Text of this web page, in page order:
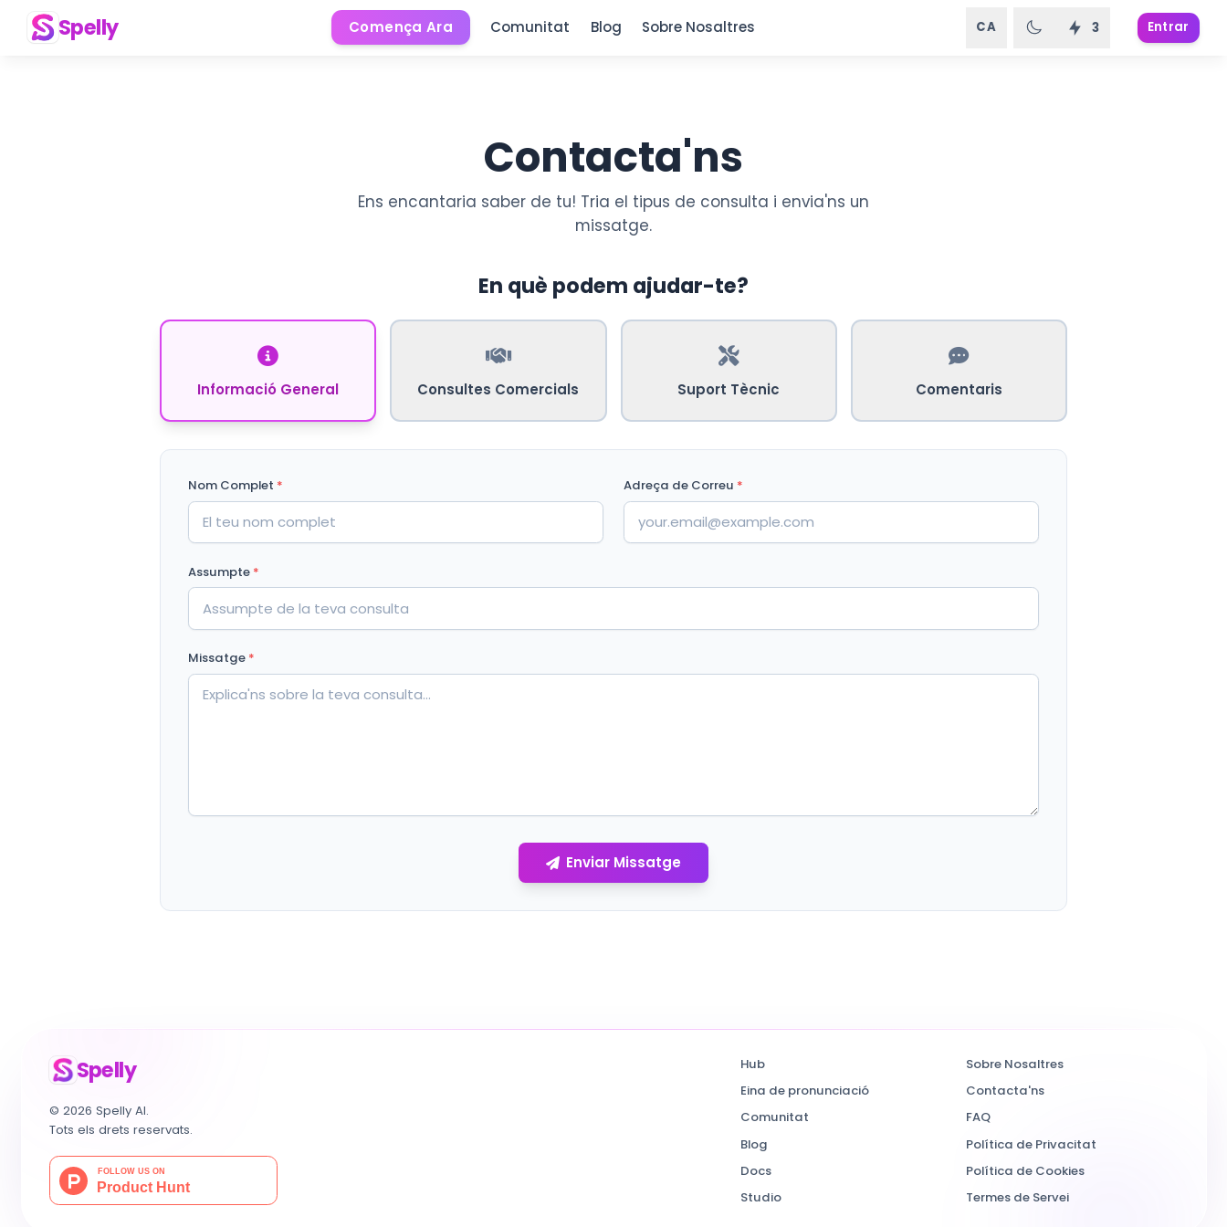
Spelly Comença Ara Comunitat Blog Sobre Nosaltres CA 3 Entrar
Contacta'ns
Ens encantaria saber de tu! Tria el tipus de consulta i envia'ns un
missatge.
En què podem ajudar-te?
Informació General Consultes Comercials Suport Tècnic Comentaris
Nom Complet * Adreça de Correu *
Assumpte *
Missatge *
Enviar Missatge
Spelly
© 2026 Spelly AI.
Tots els drets reservats.
Hub
Eina de pronunciació
Comunitat
Blog
Docs
Studio
Sobre Nosaltres
Contacta'ns
FAQ
Política de Privacitat
Política de Cookies
Termes de Servei